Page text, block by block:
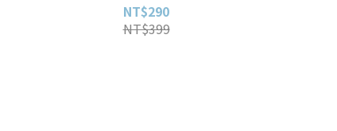
NT$290
NT$399